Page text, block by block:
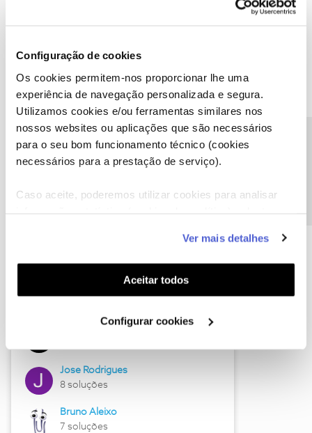
Configuração de cookies
Os cookies permitem-nos proporcionar lhe uma
experiência de navegação personalizada e segura.
Utilizamos cookies e/ou ferramentas similares nos
nossos websites ou aplicações que são necessários
para o seu bom funcionamento técnico (cookies
necessários para a prestação de serviço).
Caso aceite, poderemos utilizar cookies para analisar
funcionalidades (cookies de personalização e
funcionalidade) e adaptar anúncios aos seus interesses
(cookies de publicidade personalizada). Pode gerir a
utilização dos cookies clicando em "Configurar
Ver mais detalhes
Aceitar todos
Configurar cookies
Descubra as novidades de junho
Hall of Fame de junho
Jose Rodrigues
8 soluções
Bruno Aleixo
7 soluções